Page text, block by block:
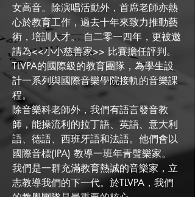
女高音。除演唱活動外，首席老師亦熱
心於教育工作，過去十年來致力推動藝
術，培訓人才。 自二零一四年，更被邀
請為<<小小慈善家>> 比賽擔任評判。
TLVPA的國際級的教育團隊，為學生設
計一系列與國際音樂學院接軌的音樂課
程。
除音樂科老師外，我們有語言發音教
師，能操流利的拉丁語、英語、意大利
語、德語、西班牙語和法語。他們會以
國際音標(IPA) 教導一班年青聲樂家。
我們是一群充滿教育熱誠的音樂家，立
志教導我們的下一代。於TLVPA，我們